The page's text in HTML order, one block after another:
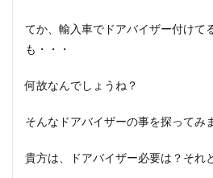
てか、輸入車でドアバイザー付けて
も・・・
何故なんでしょうね？
そんなドアバイザーの事を探ってみ
貴方は、ドアバイザー必要は？それ